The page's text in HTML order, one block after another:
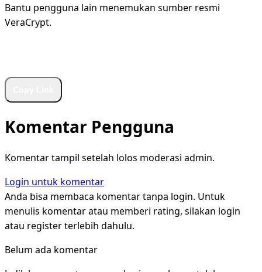
Bantu pengguna lain menemukan sumber resmi
VeraCrypt.
Komentar Pengguna
Komentar tampil setelah lolos moderasi admin.
Login untuk komentar
Anda bisa membaca komentar tanpa login. Untuk
menulis komentar atau memberi rating, silakan login
atau register terlebih dahulu.
Belum ada komentar